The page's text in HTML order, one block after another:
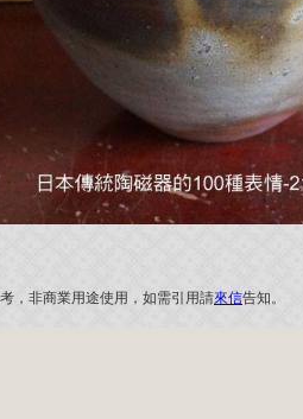
，非商業用途使用，如需引用請來信告知。